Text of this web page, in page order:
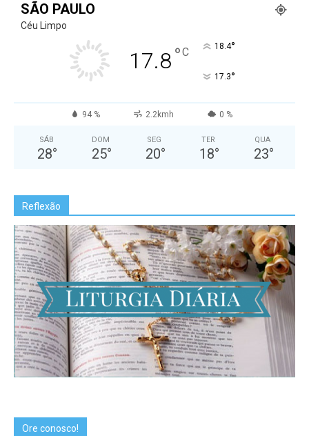
SÃO PAULO
Céu Limpo
17.8°C 18.4°
17.3°
94 % 2.2kmh 0 %
SÁB
28°
DOM
25°
SEG
20°
TER
18°
QUA
23°
Reflexão
Ore conosco!